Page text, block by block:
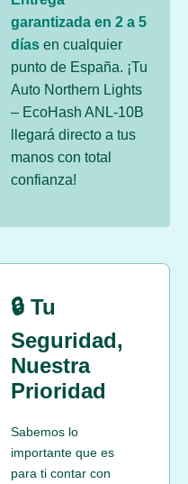
garantizada en 2 a 5
días en cualquier
punto de España. ¡Tu
Auto Northern Lights
– EcoHash ANL-10B
llegará directo a tus
manos con total
confianza!
🔒 Tu
Seguridad,
Nuestra
Prioridad
Sabemos lo
importante que es
para ti contar con